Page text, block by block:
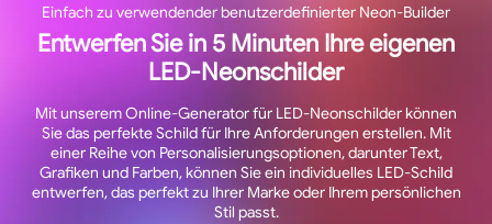
Entwerfen Sie in 5 Minuten Ihre eigenen
LED-Neonschilder
Einfach zu verwendender benutzerdefinierter Neon-Builder
Mit unserem Online-Generator für LED-Neonschilder können
Sie das perfekte Schild für Ihre Anforderungen erstellen. Mit
einer Reihe von Personalisierungsoptionen, darunter Text,
Grafiken und Farben, können Sie ein individuelles LED-Schild
entwerfen, das perfekt zu Ihrer Marke oder Ihrem persönlichen
Stil passt.